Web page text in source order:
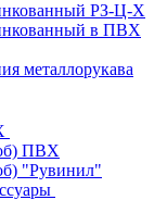
РЗ-Ц-Х
в ПВХ
металлорукава
ПВХ
"Рувинил"